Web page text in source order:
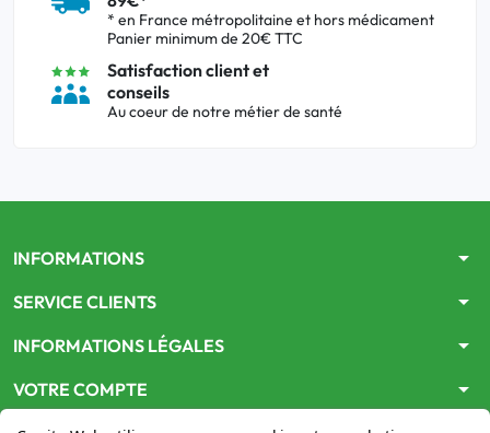
* en France métropolitaine et hors médicament
Panier minimum de 20€ TTC
Satisfaction client et
conseils
Au coeur de notre métier de santé
INFORMATIONS arrow_drop_down
SERVICE CLIENTS arrow_drop_down
INFORMATIONS LÉGALES arrow_drop_down
VOTRE COMPTE arrow_drop_down